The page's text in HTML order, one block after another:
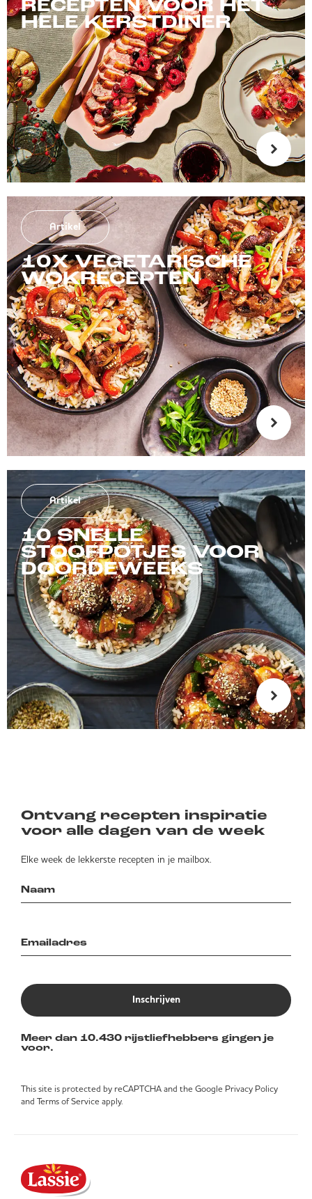
RECEPTEN VOOR HET
HELE KERSTDINER
Artikel
10X VEGETARISCHE
WOKRECEPTEN
Artikel
10 SNELLE
STOOFPOTJES VOOR
DOORDEWEEKS
Ontvang recepten inspiratie
voor alle dagen van de week
Elke week de lekkerste recepten in je mailbox.
Inschrijven
Meer dan 10.430 rijstliefhebbers gingen je
voor.
This site is protected by reCAPTCHA and the Google Privacy Policy
and Terms of Service apply.